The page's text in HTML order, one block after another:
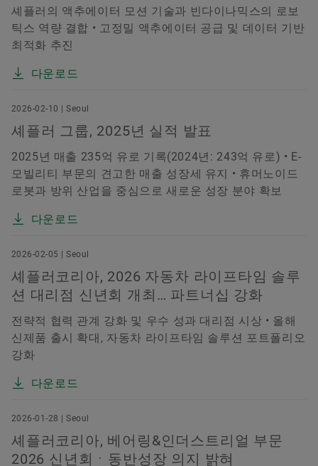
셰플러의 액추에이터 모션 기술과 빈다이나믹스의 로보
틱스 역량 결합 • 고정밀 액추에이터 공급 및 데이터 기반
최적화 추진
다운로드
2026-02-10 | Seoul
셰플러 그룹, 2025년 실적 발표
2025년 매출 235억 유로 기록(2024년: 243억 유로) • E-
모빌리티 부문의 견고한 매출 성장세 유지 • 휴머노이드
로봇과 방위 산업을 중심으로 새로운 성장 분야 확보
다운로드
2026-02-05 | Seoul
셰플러코리아, 2026 자동차 라이프타임 솔루
션 대리점 신년회 개최… 파트너십 강화
전략적 협력 관계 강화 및 우수 성과 대리점 시상 • 올해
신제품 출시 확대, 자동차 라이프타임 솔루션 포트폴리오
강화
다운로드
2026-01-28 | Seoul
셰플러코리아, 베어링&인더스트리얼 부문
2026 신년회ㆍ동반성장 의지 밝혀